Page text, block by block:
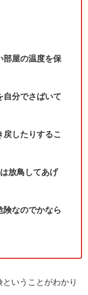
部屋の温度を保
分でさばいて
したりするこ
放鳥してあげ
なのでかなら
いうことがわかり